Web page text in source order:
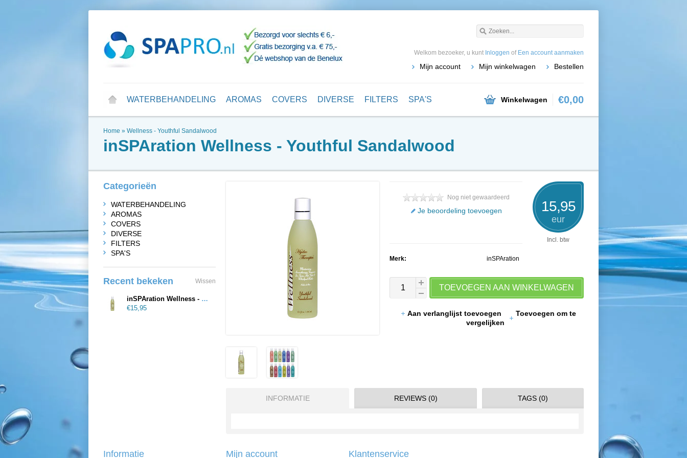
Welkom bezoeker, u kunt Inloggen of Een account aanmaken
Mijn account Mijn winkelwagen Bestellen
WATERBEHANDELING AROMAS COVERS DIVERSE FILTERS SPA'S Winkelwagen €0,00
Home » Wellness - Youthful Sandalwood
inSPAration Wellness - Youthful Sandalwood
15,95
eur
Incl. btw
Nog niet gewaardeerd
Je beoordeling toevoegen
Merk: inSPAration
TOEVOEGEN AAN WINKELWAGEN
Aan verlanglijst toevoegen
Toevoegen om te
vergelijken
INFORMATIE REVIEWS (0) TAGS (0)
Categorieën
WATERBEHANDELING
AROMAS
COVERS
DIVERSE
FILTERS
SPA'S
Recent bekeken Wissen
inSPAration Wellness - Youthful Sandalwood
€15,95
Informatie Mijn account Klantenservice